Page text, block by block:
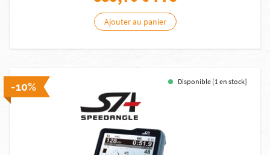
Ajouter au panier
-10% Disponible [1 en stock]